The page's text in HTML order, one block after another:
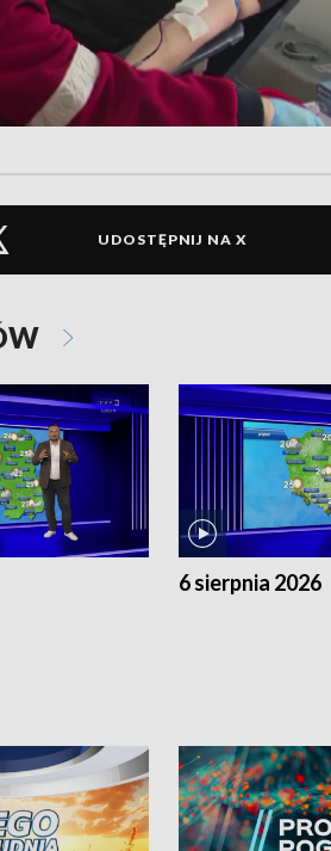
UDOSTĘPNIJ NA X
6 sierpnia 2026